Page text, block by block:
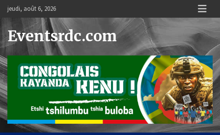
Skip
content
jeudi, août 6, 2026
Eventsrdc.com